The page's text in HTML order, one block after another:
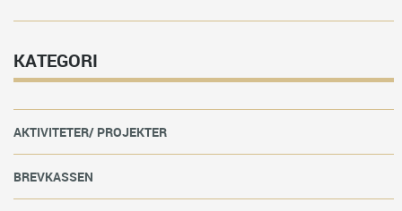
KATEGORI
AKTIVITETER/ PROJEKTER
BREVKASSEN